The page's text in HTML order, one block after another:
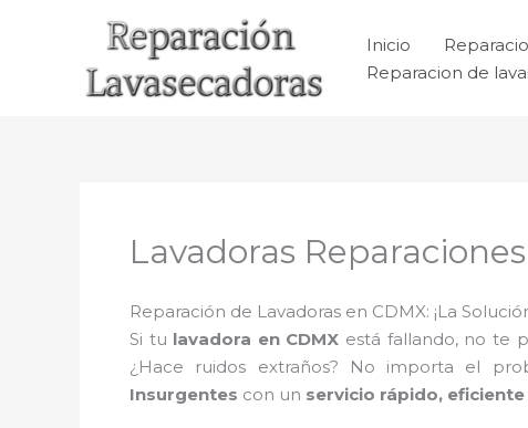
Inicio
Reparacion de
Lavadoras
Reparación de Lavadoras en CDMX: ¡La
Si tu lavadora en CDMX está fallando, no te
¿Hace ruidos extraños? No importa el
Insurgentes con un servicio rápido,